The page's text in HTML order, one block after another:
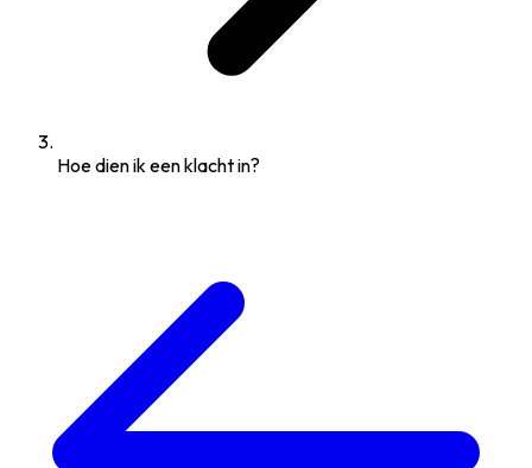
Hoe dien ik een klacht in?